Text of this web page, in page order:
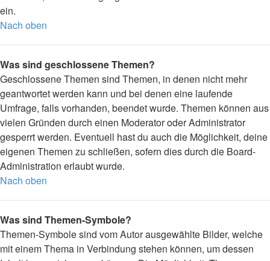
ein.
Nach oben
Was sind geschlossene Themen?
Geschlossene Themen sind Themen, in denen nicht mehr
geantwortet werden kann und bei denen eine laufende
Umfrage, falls vorhanden, beendet wurde. Themen können aus
vielen Gründen durch einen Moderator oder Administrator
gesperrt werden. Eventuell hast du auch die Möglichkeit, deine
eigenen Themen zu schließen, sofern dies durch die Board-
Administration erlaubt wurde.
Nach oben
Was sind Themen-Symbole?
Themen-Symbole sind vom Autor ausgewählte Bilder, welche
mit einem Thema in Verbindung stehen können, um dessen